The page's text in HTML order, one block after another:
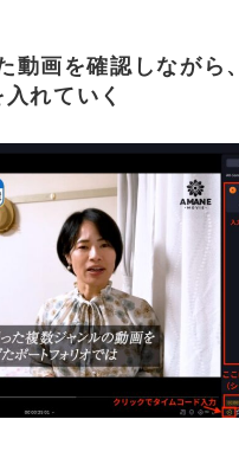
動画を確認しながら
れていく